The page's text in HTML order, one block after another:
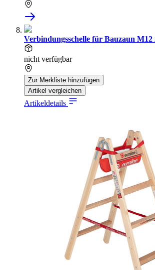
Verbindungsschelle für Bauzaun M12
nicht verfügbar
Zur Merkliste hinzufügen
Artikel vergleichen
Artikeldetails